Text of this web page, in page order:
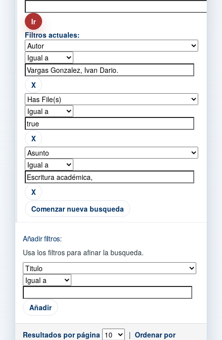
Filtros actuales:
Comenzar nueva busqueda
Añadir filtros:
Usa los filtros para afinar la busqueda.
Resultados por página | Ordenar por